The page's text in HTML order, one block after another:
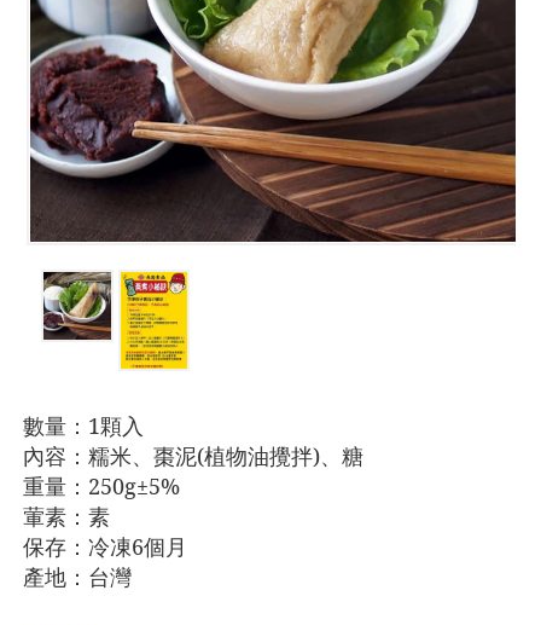
數量：1顆入
內容：糯米、棗泥(植物油攪拌)、糖
重量：250g±5%
葷素：素
保存：冷凍6個月
產地：台灣